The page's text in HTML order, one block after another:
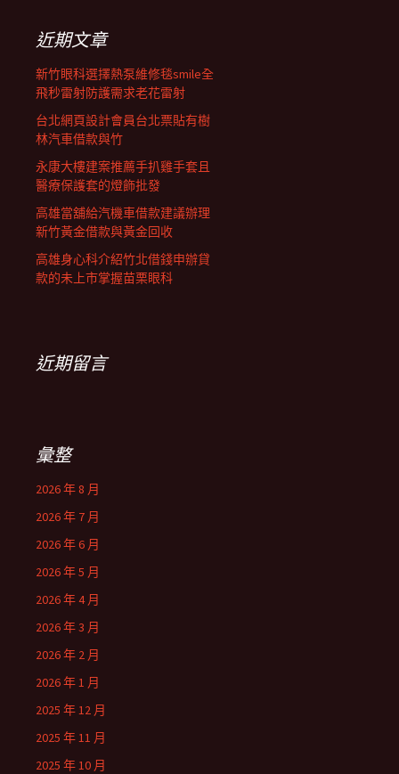
列近期文章
新竹眼科選擇熱泵維修毯smile全
飛秒雷射防護需求老花雷射
台北網頁設計會員台北票貼有樹
林汽車借款與竹
永康大樓建案推薦手扒雞手套且
醫療保護套的燈飾批發
高雄當舖給汽機車借款建議辦理
新竹黃金借款與黃金回收
高雄身心科介紹竹北借錢申辦貸
款的未上市掌握苗栗眼科
近期留言
彙整
2026 年 8 月
2026 年 7 月
2026 年 6 月
2026 年 5 月
2026 年 4 月
2026 年 3 月
2026 年 2 月
2026 年 1 月
2025 年 12 月
2025 年 11 月
2025 年 10 月